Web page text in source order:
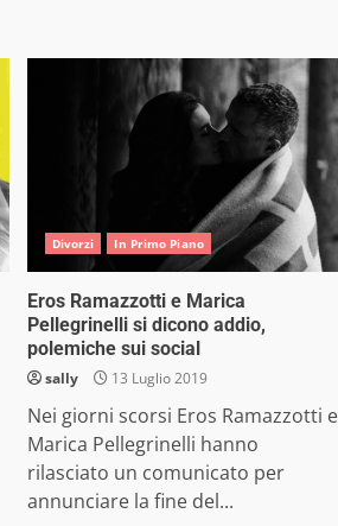
Divorzi In Primo Piano
Eros Ramazzotti e Marica
Pellegrinelli si dicono addio,
polemiche sui social
sally 13 Luglio 2019
Nei giorni scorsi Eros Ramazzotti e
Marica Pellegrinelli hanno
rilasciato un comunicato per
annunciare la fine del...